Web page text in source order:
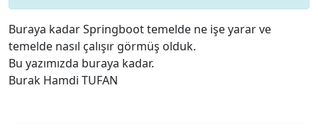
Buraya kadar Springboot temelde ne işe yarar ve
temelde nasıl çalışır görmüş olduk.
Bu yazımızda buraya kadar.
Burak Hamdi TUFAN